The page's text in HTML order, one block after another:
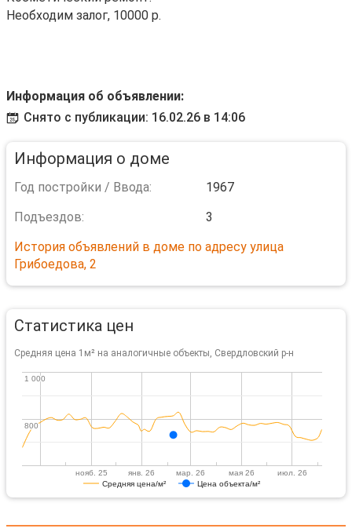
Необходим залог, 10000 р.
Информация об объявлении:
Снято с публикации: 16.02.26 в 14:06
Информация о доме
Год постройки / Ввода:
1967
Подъездов:
3
История объявлений в доме по адресу улица
Грибоедова, 2
Статистика цен
Средняя цена 1м² на аналогичные объекты, Свердловский р-н
Средняя цена/м² Цена объекта/м²
нояб. 25 янв. 26 мар. 26 мая 26 июл. 26
800
800
1 000
1 000